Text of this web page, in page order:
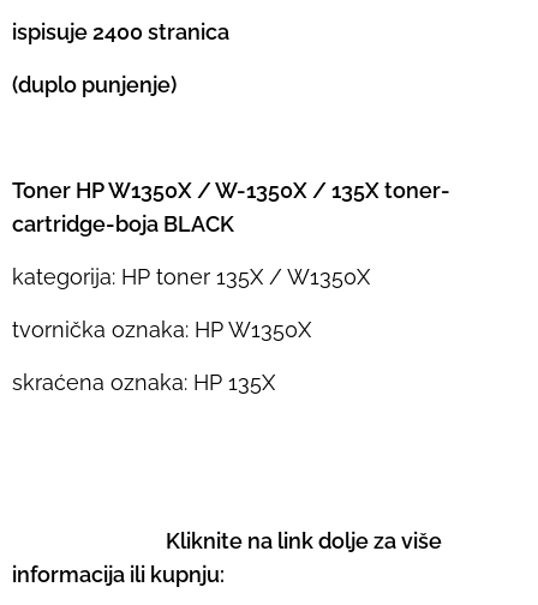
ispisuje 2400 stranica
(duplo punjenje)
Toner HP W1350X / W-1350X / 135X toner-
cartridge-boja BLACK
kategorija: HP toner 135X / W1350X
tvornička oznaka: HP W1350X
skraćena oznaka: HP 135X
Kliknite na link dolje za više
informacija ili kupnju: